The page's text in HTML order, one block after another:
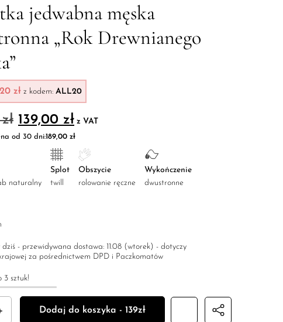
jedwabna męska
„Rok Drewnianego
zł z kodem: ALL20
zł Pierwotna cena wynosiła: 189,00 zł.
139,00 złAktualna cena wynosi: 139,00 zł.
z VAT
od 30 dni:189,00 zł
naturalny
Splot
twill
Obszycie
rolowanie ręczne
Wykończenie
dwustronne
- przewidywana dostawa: 11.08 (wtorek) - dotyczy
krajowej za pośrednictwem DPD i Paczkomatów
3 sztuk!
jedwabna męska dwustronna "Rok Drewnianego Smoka"
Dodaj do koszyka - 139zł